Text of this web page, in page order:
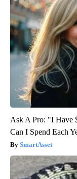
Ask A Pro: "I Have
Can I Spend Each
SmartAsset